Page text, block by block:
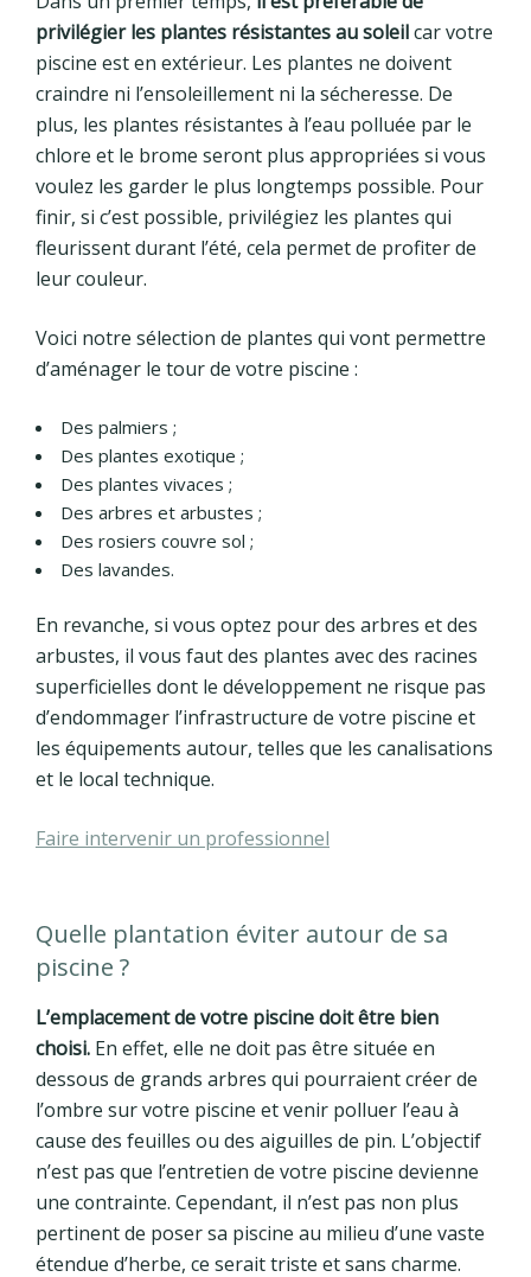
privilégier les plantes résistantes au soleilcar votre
piscine est en extérieur. Les plantes ne doivent
craindre ni l’ensoleillement ni la sécheresse. De
plus, les plantes résistantes à l’eau polluée par le
chlore et le brome seront plus appropriées si vous
voulez les garder le plus longtemps possible. Pour
finir, si c’est possible, privilégiez les plantes qui
fleurissent durant l’été, cela permet de profiter de
leur couleur.
Voici notre sélection de plantes qui vont permettre
d’aménager le tour de votre piscine :
Des palmiers ;
Des plantes exotique ;
Des plantes vivaces ;
Des arbres et arbustes ;
Des rosiers couvre sol ;
Des lavandes.
En revanche, si vous optez pour des arbres et des
arbustes, il vous faut des plantes avec des racines
superficielles dont le développement ne risque pas
d’endommager l’infrastructure de votre piscine et
les équipements autour, telles que les canalisations
et le local technique.
Faire intervenir un professionnel
Quelle plantation éviter autour de sa
piscine ?
L’emplacement de votre piscine doit être bien
choisi. En effet, elle ne doit pas être située en
dessous de grands arbres qui pourraient créer de
l’ombre sur votre piscine et venir polluer l’eau à
cause des feuilles ou des aiguilles de pin. L’objectif
n’est pas que l’entretien de votre piscine devienne
une contrainte. Cependant, il n’est pas non plus
pertinent de poser sa piscine au milieu d’une vaste
étendue d’herbe, ce serait triste et sans charme.